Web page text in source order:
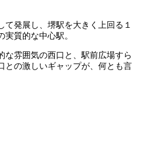
発展し、堺駅を大きく上回る１
実質的な中心駅。
な雰囲気の西口と、駅前広場すら
との激しいギャップが、何とも言